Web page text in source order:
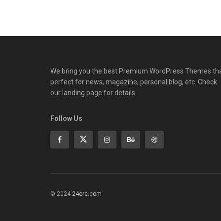
We bring you the best Premium WordPress Themes
perfect for news, magazine, personal blog, etc. Check
our landing page for details.
Follow Us
© 2024 24ore.com